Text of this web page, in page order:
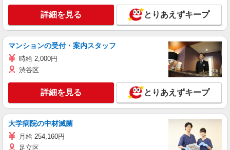
詳細を見る とりあえずキープ
マンションの受付・案内スタッフ
時給 2,000円
渋谷区
詳細を見る とりあえずキープ
大学病院の中材滅菌
月給 254,160円
足立区